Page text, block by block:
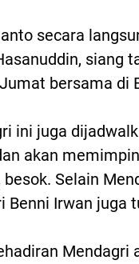
secara
siang
bersama di
ini juga
akan
Selain
Benni Irwan juga
Mendagri